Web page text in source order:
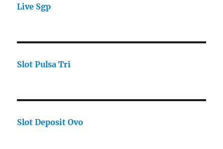
Live Sgp
Slot Pulsa Tri
Slot Deposit Ovo